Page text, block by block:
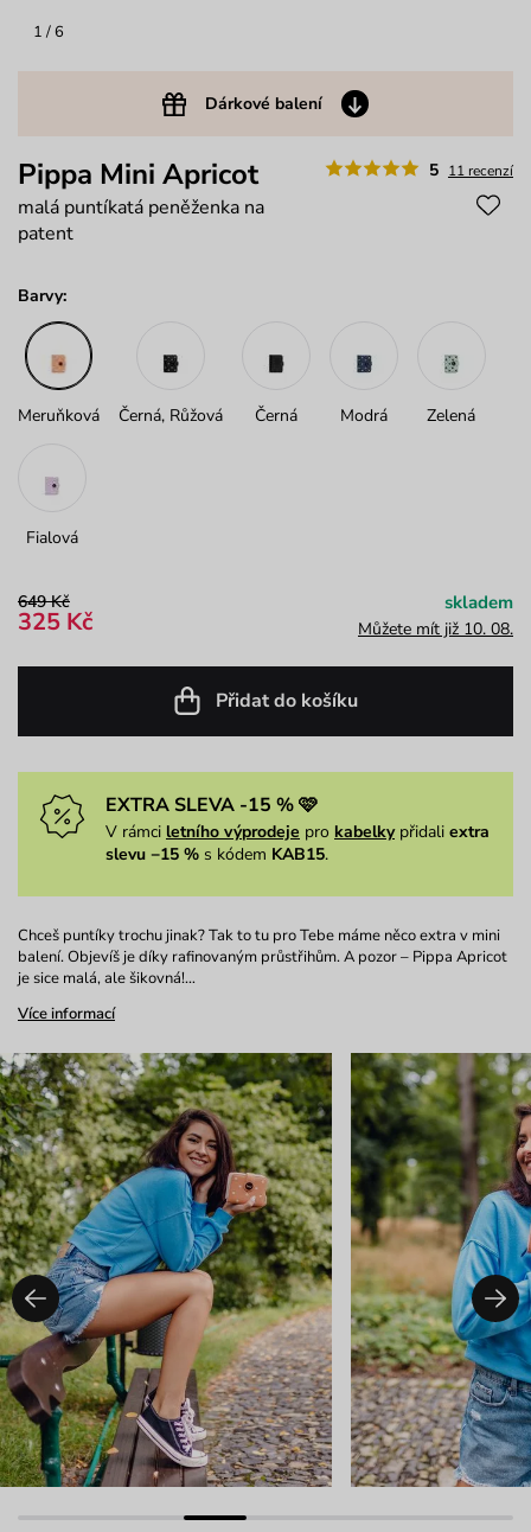
1 / 6
Dárkové balení
5 11 recenzí
Pippa Mini Apricot
malá puntíkatá peněženka na
patent
Barvy:
Meruňková Černá, Růžová Černá Modrá Zelená
Fialová
649 Kč
325 Kč
skladem
Můžete mít již 10. 08.
Přidat do košíku
EXTRA SLEVA -15 % 🩷
V rámci letního výprodeje pro kabelkypřidali extra
slevu −15 % s kódem KAB15.
Chceš puntíky trochu jinak? Tak to tu pro Tebe máme něco extra v mini
balení. Objevíš je díky rafinovaným průstřihům. A pozor – Pippa Apricot
je sice malá, ale šikovná!…
Více informací